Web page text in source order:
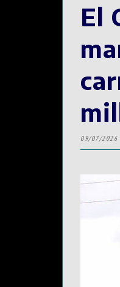
El
09/07/2026